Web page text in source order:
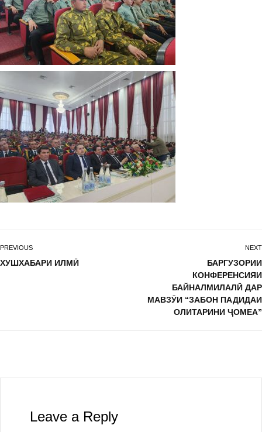
PREVIOUS
ХУШХАБАРИ ИЛМӢ
NEXT
БАРГУЗОРИИ
КОНФЕРЕНСИЯИ
БАЙНАЛМИЛАЛӢ ДАР
МАВЗӮИ “ЗАБОН ПАДИДАИ
ОЛИТАРИНИ ҶОМЕА”
Leave a Reply